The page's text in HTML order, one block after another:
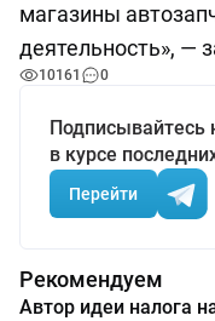
магазины
деятельность», —
10161 0
Подписывайтесь
в курсе
Перейти
Рекомендуем
Автор идеи налога